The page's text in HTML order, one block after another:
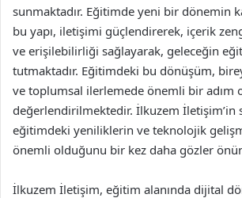
sunmaktadır. Eğitimde yeni bir dönemin
bu yapı, iletişimi güçlendirerek, içerik
ve erişilebilirliği sağlayarak, geleceğin
tutmaktadır. Eğitimdeki bu dönüşüm,
ve toplumsal ilerlemede önemli bir adım
değerlendirilmektedir. İlkuzem İletişim’in
eğitimdeki yeniliklerin ve teknolojik
önemli olduğunu bir kez daha gözler
İlkuzem İletişim, eğitim alanında dijital